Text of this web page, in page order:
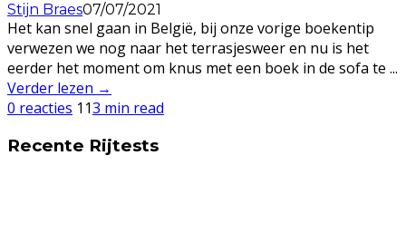
Stijn Braes07/07/2021
Het kan snel gaan in België, bij onze vorige boekentip
verwezen we nog naar het terrasjesweer en nu is het
eerder het moment om knus met een boek in de sofa te ...
Verder lezen →
0 reacties 113 min read
Recente Rijtests